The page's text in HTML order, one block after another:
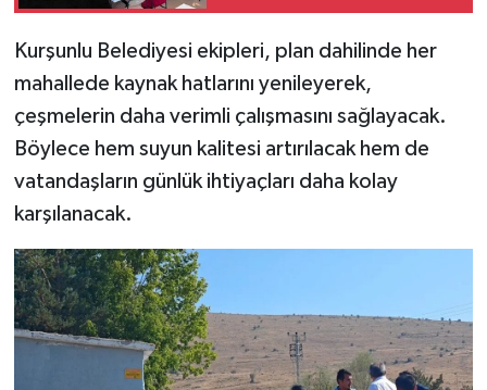
Kurşunlu Belediyesi ekipleri, plan dahilinde her
mahallede kaynak hatlarını yenileyerek,
çeşmelerin daha verimli çalışmasını sağlayacak.
Böylece hem suyun kalitesi artırılacak hem de
vatandaşların günlük ihtiyaçları daha kolay
karşılanacak.